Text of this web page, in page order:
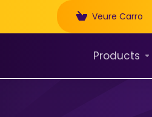
Veure Carro
Products